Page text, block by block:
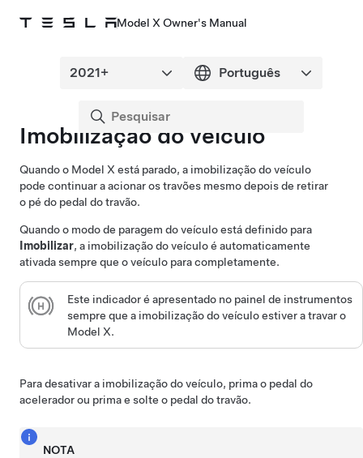
Model X Owner's Manual
Imobilização do veículo
Quando o Model X está parado, a imobilização do veículo
pode continuar a acionar os travões mesmo depois de retirar
o pé do pedal do travão.
Quando o modo de paragem do veículo está definido para
Imobilizar, a imobilização do veículo é automaticamente
ativada sempre que o veículo para completamente.
Este indicador é apresentado no painel de instrumentos
sempre que a imobilização do veículo estiver a travar o
Model X.
Para desativar a imobilização do veículo, prima o pedal do
acelerador ou prima e solte o pedal do travão.
NOTA